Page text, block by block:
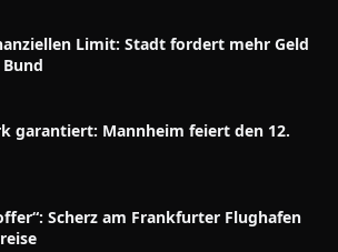
Limit: Stadt fordert mehr Geld
garantiert: Mannheim feiert den 12.
Scherz am Frankfurter Flughafen